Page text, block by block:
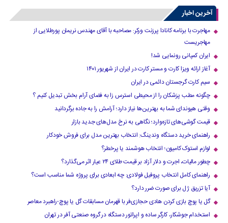
10
›
20
30
40
...
» آخرین اخبار
مهاجرت با برنامه کانادا پرزنت ورکر: مصاحبه با آقای مهندس نریمان پورطلایی از
مهاجریست
ایران کمپانی رونمایی شد!
آغاز ارائه ویزا کارت و مستر کارت در ایران از شهریور ۱۴۰۱
سیم کارت گرجستان دائمی در ایران
چگونه مطب پزشکان را از محیطی استرس زا به فضای آرام بخش تبدیل کنیم ؟
وقتی هیوندای شما به بهترین‌ها نیاز دارد؛ آرامش را به جاده برگردانید
قیمت گوشی‌های تازه‌وارد؛ نگاهی به نرخ مدل‌های جدید بازار
راهنمای خرید دستگاه وندینگ: انتخاب بهترین مدل برای فروش خودکار
لوازم استوک کامیون؛ انتخاب هوشمند یا پرخطر؟
چطور مالیات، اجرت و دلار آزاد بر قیمت طلای ۲۴ عیار اثر می‌گذارد؟
راهنمای کامل انتخاب پروفیل فولادی: چه ابعادی برای پروژه شما مناسب است؟
آیا تزریق ژل برای صورت ضرر دارد​؟
گل یا پوچ بازی کردن هادی حجازی‌فر با قهرمان مسابقات گل یا پوچ-راهبرد معاصر
استخدام جوشکار، کارگر ساده و اپراتور دستگاه در گروه صنعتی آفر در تهران